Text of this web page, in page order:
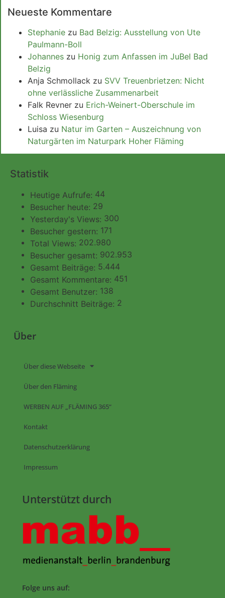
Neueste Kommentare
Stephanie zu Bad Belzig: Ausstellung von Ute
Paulmann-Boll
Johannes zu Honig zum Anfassen im JuBel Bad
Belzig
Anja Schmollack zu SVV Treuenbrietzen: Nicht
ohne verlässliche Zusammenarbeit
Falk Revner zu Erich-Weinert-Oberschule im
Schloss Wiesenburg
Luisa zu Natur im Garten – Auszeichnung von
Naturgärten im Naturpark Hoher Fläming
Statistik
Heutige Aufrufe: 44
Besucher heute: 29
Yesterday's Views: 300
Besucher gestern: 171
Total Views: 202.980
Besucher gesamt: 902.953
Gesamt Beiträge: 5.444
Gesamt Kommentare: 451
Gesamt Benutzer: 138
Durchschnitt Beiträge: 2
Über
Über diese Webseite
Über den Fläming
WERBEN AUF „FLÄMING 365“
Kontakt
Datenschutzerklärung
Impressum
Unterstützt durch
Folge uns auf: